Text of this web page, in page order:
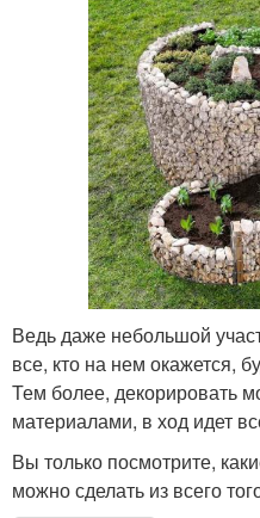
Ведь даже небольшой
все, кто на нем окажется,
Тем более, декорировать
материалами, в ход идет
Вы только посмотрите,
можно сделать из всего